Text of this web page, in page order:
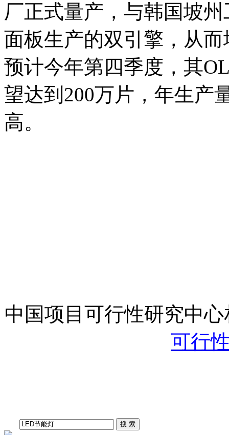
厂正式量产，与韩国坡
面板生产的双引擎，从
预计今年第四季度，其
望达到200万片，年生产
高。
中国项目可行性研究中
可行